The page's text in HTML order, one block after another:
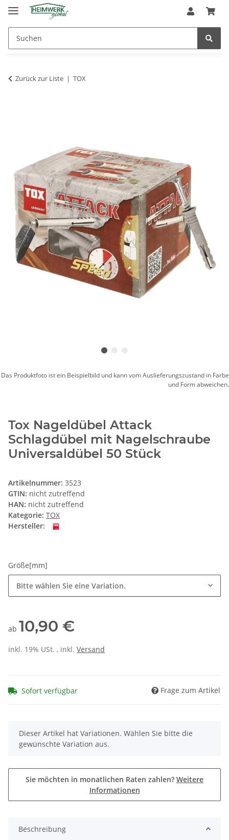
Zurück zur Liste TOX
Das Produktfoto ist ein Beispielbild und kann vom Auslieferungszustand in Farbe
und Form abweichen.
Tox Nageldübel Attack
Schlagdübel mit Nagelschraube
Universaldübel 50 Stück
Artikelnummer: 3523
GTIN: nicht zutreffend
HAN: nicht zutreffend
Kategorie: TOX
Hersteller:
Größe[mm]
Bitte wählen Sie eine Variation.
ab 10,90 €
inkl. 19% USt. , inkl. Versand
Sofort verfügbar Frage zum Artikel
x
Dieser Artikel hat Variationen. Wählen Sie bitte die
gewünschte Variation aus.
Sie möchten in monatlichen Raten zahlen? Weitere
Informationen
Beschreibung